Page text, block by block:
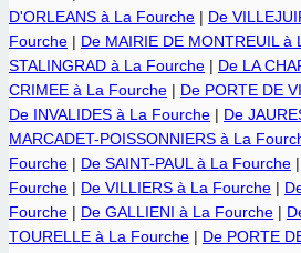
D'ORLEANS à La Fourche | De
Fourche | De MAIRIE DE MONTREUIL à
STALINGRAD à La Fourche | De LA
CRIMEE à La Fourche | De PORTE DE
De INVALIDES à La Fourche | De
MARCADET-POISSONNIERS à La
Fourche | De SAINT-PAUL à La Fourche |
Fourche | De VILLIERS à La Fourche |
Fourche | De GALLIENI à La Fourche |
TOURELLE à La Fourche | De PORTE